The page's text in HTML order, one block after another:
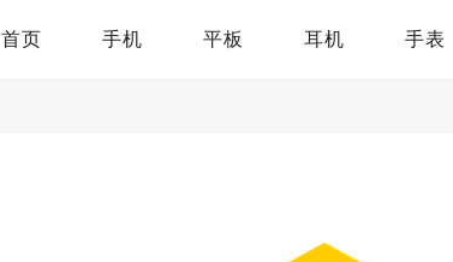
首页 手机 平板 耳机 手表